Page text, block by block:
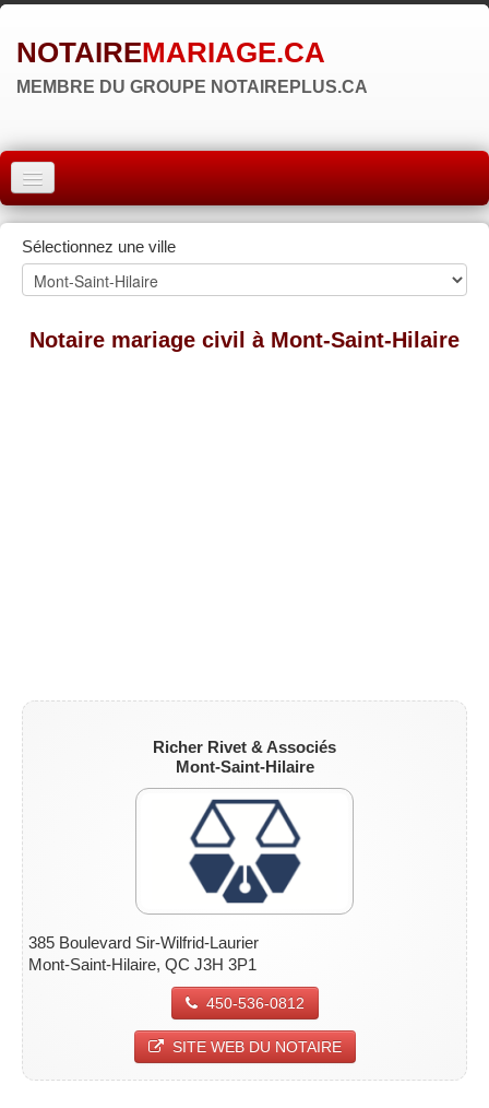
NOTAIREMARIAGE.CA
MEMBRE DU GROUPE NOTAIREPLUS.CA
ACCUEIL
MONTRÉAL
QUÉBEC
LAVAL
Sélectionnez une ville
Notaire mariage civil à Mont-Saint-Hilaire
Richer Rivet & Associés
Mont-Saint-Hilaire
385 Boulevard Sir-Wilfrid-Laurier
Mont-Saint-Hilaire, QC J3H 3P1
450-536-0812
SITE WEB DU NOTAIRE